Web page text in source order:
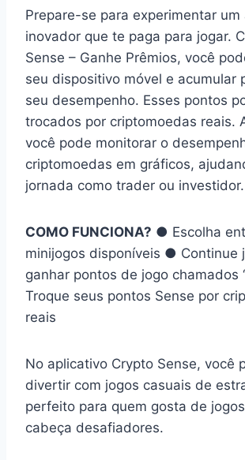
Prepare-se para experimentar um
inovador que te paga para jogar.
Sense – Ganhe Prêmios, você
seu dispositivo móvel e acumular
seu desempenho. Esses pontos
trocados por criptomoedas reais.
você pode monitorar o
criptomoedas em gráficos,
jornada como trader ou investidor.
COMO FUNCIONA? ● Escolha
minijogos disponíveis ● Continue
ganhar pontos de jogo chamados
Troque seus pontos Sense por
reais
No aplicativo Crypto Sense, você
divertir com jogos casuais de
perfeito para quem gosta de
cabeça desafiadores.